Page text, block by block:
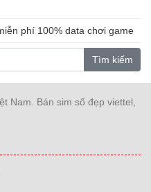
phí 100% data chơi game
Tìm kiếm
Nam. Bán sim số đẹp viettel,